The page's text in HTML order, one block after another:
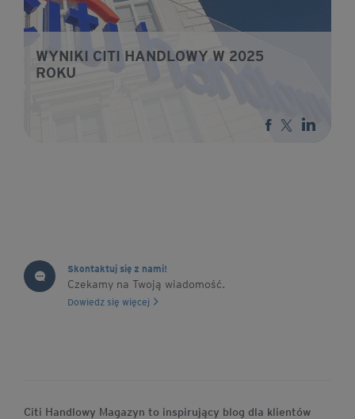
WYNIKI CITI HANDLOWY W 2025
ROKU
Skontaktuj się z nami!
Czekamy na Twoją wiadomość.
Dowiedz się więcej
Citi Handlowy Magazyn to inspirujący blog dla klientów